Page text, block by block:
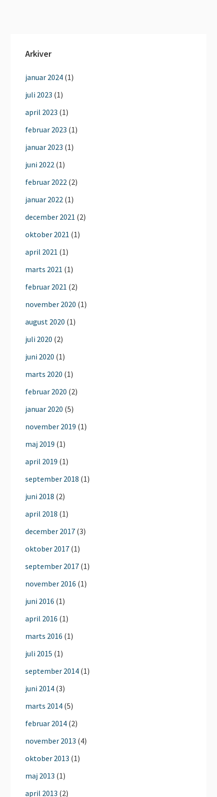
Arkiver
januar 2024 (1)
juli 2023 (1)
april 2023 (1)
februar 2023 (1)
januar 2023 (1)
juni 2022 (1)
februar 2022 (2)
januar 2022 (1)
december 2021 (2)
oktober 2021 (1)
april 2021 (1)
marts 2021 (1)
februar 2021 (2)
november 2020 (1)
august 2020 (1)
juli 2020 (2)
juni 2020 (1)
marts 2020 (1)
februar 2020 (2)
januar 2020 (5)
november 2019 (1)
maj 2019 (1)
april 2019 (1)
september 2018 (1)
juni 2018 (2)
april 2018 (1)
december 2017 (3)
oktober 2017 (1)
september 2017 (1)
november 2016 (1)
juni 2016 (1)
april 2016 (1)
marts 2016 (1)
juli 2015 (1)
september 2014 (1)
juni 2014 (3)
marts 2014 (5)
februar 2014 (2)
november 2013 (4)
oktober 2013 (1)
maj 2013 (1)
april 2013 (2)